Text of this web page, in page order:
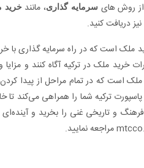
روش های سرمایه گذاری، مانندخرید
دریافت کنید.
است که در راه سرمایه گذاری با
خرید ملک در ترکیه آگاه کنند و
است که در تمام مراحل از پیدا کردن
ترکیه شما را همراهی می‌کند تا
و تاریخی غنی را بخرید و